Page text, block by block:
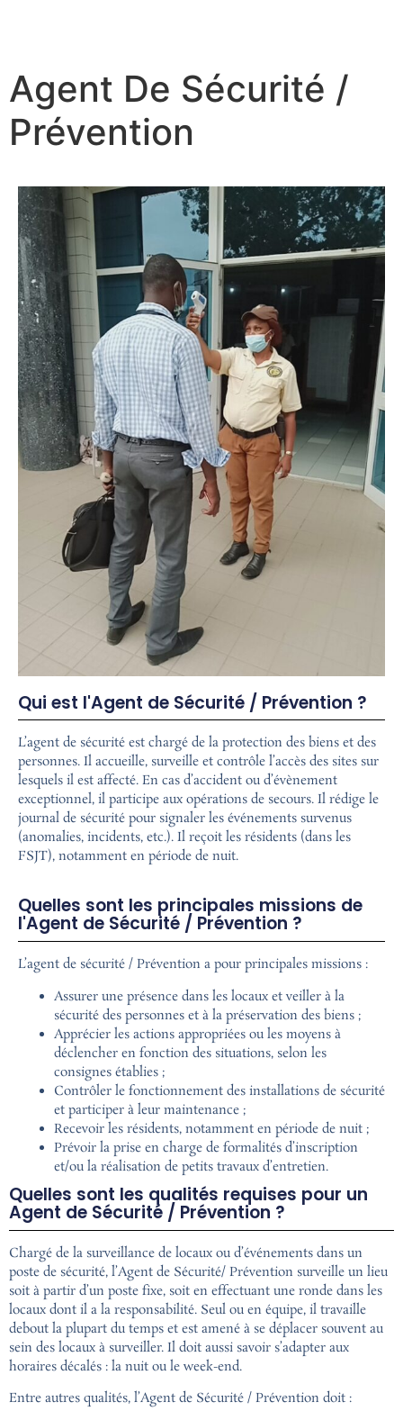
Agent De Sécurité /
Prévention
Qui est l'Agent de Sécurité / Prévention ?
L’agent de sécurité est chargé de la protection des biens et des
personnes. Il accueille, surveille et contrôle l’accès des sites sur
lesquels il est affecté. En cas d’accident ou d’évènement
exceptionnel, il participe aux opérations de secours. Il rédige le
journal de sécurité pour signaler les événements survenus
(anomalies, incidents, etc.). Il reçoit les résidents (dans les
FSJT), notamment en période de nuit.
Quelles sont les principales missions de
l'Agent de Sécurité / Prévention ?
L’agent de sécurité / Prévention a pour principales missions :
Assurer une présence dans les locaux et veiller à la
sécurité des personnes et à la préservation des biens ;
Apprécier les actions appropriées ou les moyens à
déclencher en fonction des situations, selon les
consignes établies ;
Contrôler le fonctionnement des installations de sécurité
et participer à leur maintenance ;
Recevoir les résidents, notamment en période de nuit ;
Prévoir la prise en charge de formalités d’inscription
et/ou la réalisation de petits travaux d’entretien.
Quelles sont les qualités requises pour un
Agent de Sécurité / Prévention ?
Chargé de la surveillance de locaux ou d’événements dans un
poste de sécurité, l’Agent de Sécurité/ Prévention surveille un lieu
soit à partir d’un poste fixe, soit en effectuant une ronde dans les
locaux dont il a la responsabilité. Seul ou en équipe, il travaille
debout la plupart du temps et est amené à se déplacer souvent au
sein des locaux à surveiller. Il doit aussi savoir s’adapter aux
horaires décalés : la nuit ou le week-end.
Entre autres qualités, l’Agent de Sécurité / Prévention doit :